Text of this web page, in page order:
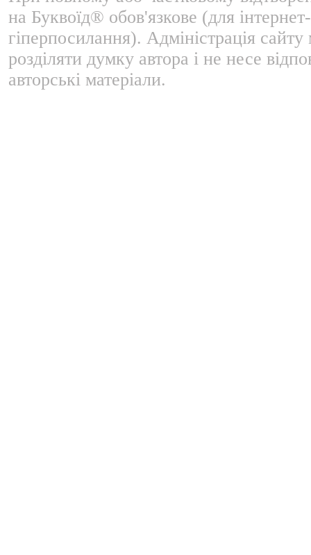
на Буквоїд® обов'язкове (для
гіперпосилання). Адміністрація
розділяти думку автора і не несе
авторські матеріали.